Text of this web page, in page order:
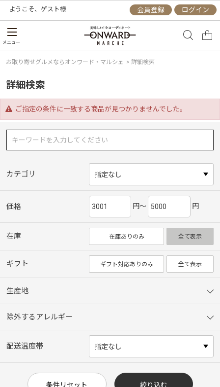
ようこそ、 ゲスト様 会員登録 ログイン
メニュー
お取り寄せグルメならオンワード・マルシェ > 詳細検索
詳細検索
ご指定の条件に一致する商品が見つかりませんでした。
カテゴリ
価格 円～ 円
在庫 在庫ありのみ 全て表示
ギフト ギフト対応ありのみ 全て表示
生産地
除外するアレルギー
配送温度帯